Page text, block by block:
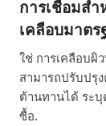
การเชื่อมส
เคลือบมาตร
ใช่ การเคลือบผิ
สามารถปรับปรุ
ต้านทานได้ ระบุ
ซื้อ.